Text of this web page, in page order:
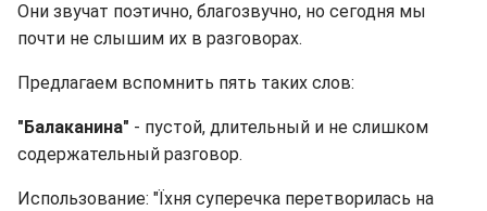
Они звучат поэтично, благозвучно, но сегодня мы
почти не слышим их в разговорах.
Предлагаем вспомнить пять таких слов:
"Балаканина" - пустой, длительный и не слишком
содержательный разговор.
Использование: "Їхня суперечка перетворилась на